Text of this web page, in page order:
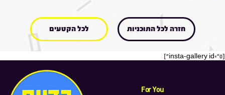
חזרה לכל התוכניות לכל הקטעים
[insta-gallery id="0"]
For You